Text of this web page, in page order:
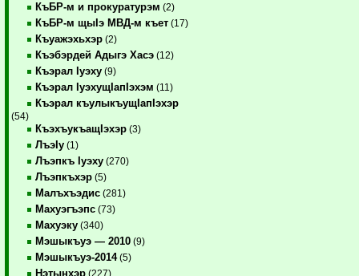
КъБР-м и прокуратурэм (2)
КъБР-м щыIэ МВД-м къет (17)
Къуажэхьхэр (2)
Къэбэрдей Адыгэ Хасэ (12)
Къэрал Iуэху (9)
Къэрал IуэхущIапIэхэм (11)
Къэрал къулыкъущIапIэхэр
(54)
КъэхъукъащIэхэр (3)
ЛъэIу (1)
Лъэпкъ Iуэху (270)
Лъэпкъхэр (5)
Малъхъэдис (281)
Махуэгъэпс (73)
Махуэку (340)
Мэшыкъуэ — 2010 (9)
Мэшыкъуэ-2014(5)
Нэтынхэр (227)